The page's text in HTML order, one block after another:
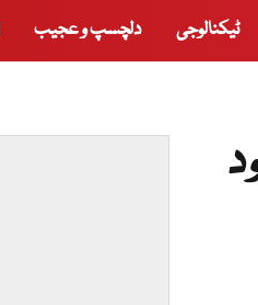
ٹیکنالوجی دلچسپ و عجیب